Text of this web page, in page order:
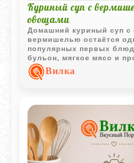
Куриный суп с
овощами
Домашний куриный суп с
вермишелью остаётся
популярных первых
бульон, мягкое мясо и
ингредиенты создают
который подходит для
Вилка